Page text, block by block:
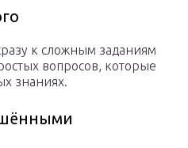
к сложным заданиям
вопросов, которые
знаниях.